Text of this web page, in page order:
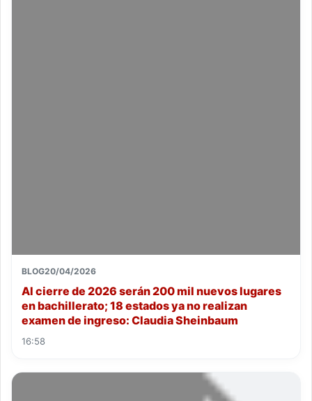
BLOG20/04/2026
Al cierre de 2026 serán 200 mil nuevos lugares
en bachillerato; 18 estados ya no realizan
examen de ingreso: Claudia Sheinbaum
16:58